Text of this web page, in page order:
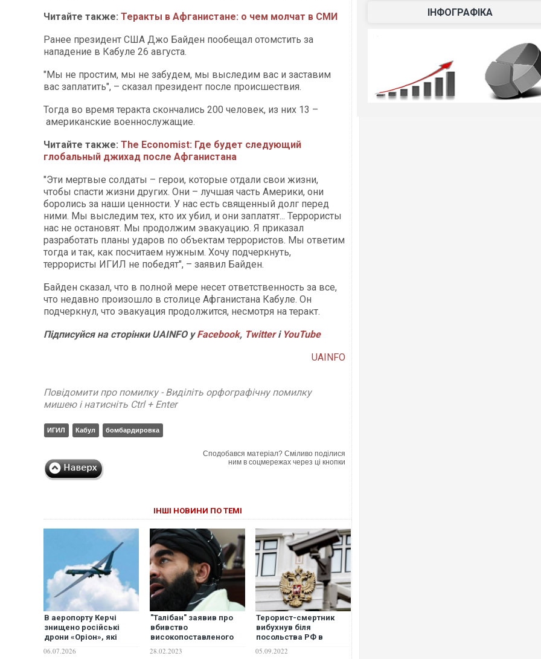
Читайте также: Теракты в Афганистане: о чем молчат в СМИ
Ранее президент США Джо Байден пообещал отомстить за
нападение в Кабуле 26 августа.
"Мы не простим, мы не забудем, мы выследим вас и заставим
вас заплатить", – сказал президент после происшествия.
Тогда во время теракта скончались 200 человек, из них 13 –
американские военнослужащие.
Читайте также: The Economist: Где будет следующий
глобальный джихад после Афганистана
"Эти мертвые солдаты – герои, которые отдали свои жизни,
чтобы спасти жизни других. Они – лучшая часть Америки, они
боролись за наши ценности. У нас есть священный долг перед
ними. Мы выследим тех, кто их убил, и они заплатят... Террористы
нас не остановят. Мы продолжим эвакуацию. Я приказал
разработать планы ударов по объектам террористов. Мы ответим
тогда и так, как посчитаем нужным. Хочу подчеркнуть,
террористы ИГИЛ не победят", – заявил Байден.
Байден сказал, что в полной мере несет ответственность за все,
что недавно произошло в столице Афганистана Кабуле. Он
подчеркнул, что эвакуация продолжится, несмотря на теракт.
Підписуйся на сторінки UAINFO уFacebook, Twitterі YouTube
UAINFO
Повідомити про помилку - Виділіть орфографічну помилку
мишею і натисніть Ctrl + Enter
ИГИЛ Кабул бомбардировка
Сподобався матеріал? Сміливо поділися
ним в соцмережах через ці кнопки
ІНШІ НОВИНИ ПО ТЕМІ
В аеропорту Керчі
знищено російські
дрони «Оріон», які
керовані авіабомби.
06.07.2026
"Талібан" заявив про
вбивство
високопоставленого
держави" під час
28.02.2023
Терорист-смертник
вибухнув біля
посольства РФ в
тому числі дипломати
05.09.2022
ІНФОГРАФІКА
Росія атакувала Суми
торговельний центр, будинки,
Топпосадовцю Повітряних